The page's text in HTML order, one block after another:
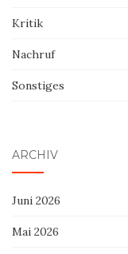
Kritik
Nachruf
Sonstiges
ARCHIV
Juni 2026
Mai 2026